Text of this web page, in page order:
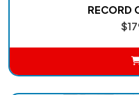
RECORD